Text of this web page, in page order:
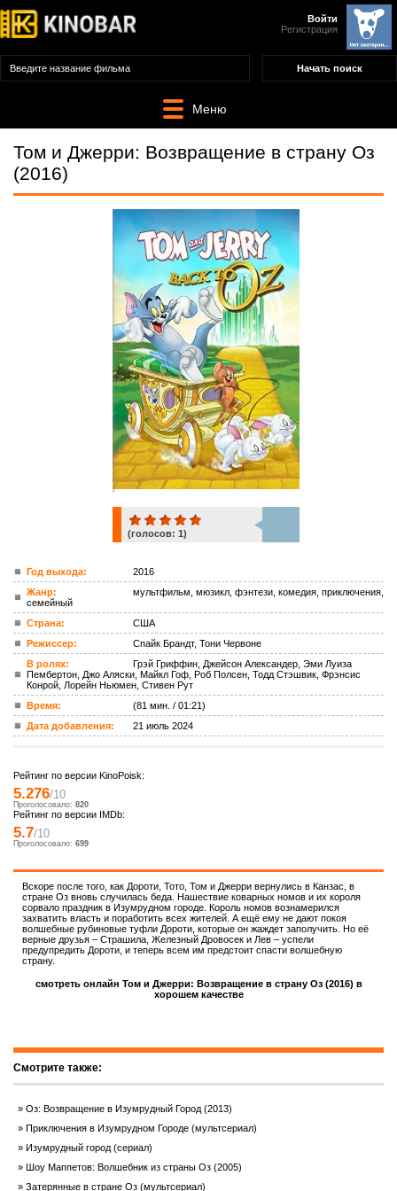
Войти
Регистрация
Меню
Том и Джерри: Возвращение в страну Оз
(2016)
(голосов: 1)
Год выхода:
2016
Жанр:
мультфильм, мюзикл, фэнтези, комедия, приключения,
семейный
Страна:
США
Режиссер:
Спайк Брандт, Тони Червоне
В ролях:
Грэй Гриффин, Джейсон Александер, Эми Луиза
Пембертон, Джо Аляски, Майкл Гоф, Роб Полсен, Тодд Стэшвик, Фрэнсис
Конрой, Лорейн Ньюмен, Стивен Рут
Время:
(81 мин. / 01:21)
Дата добавления:
21 июль 2024
Рейтинг по версии KinoPoisk:
5.276/10
Проголосовало: 820
Рейтинг по версии IMDb:
5.7/10
Проголосовало: 699
Вскоре после того, как Дороти, Тото, Том и Джерри вернулись в Канзас, в
стране Оз вновь случилась беда. Нашествие коварных номов и их короля
сорвало праздник в Изумрудном городе. Король номов вознамерился
захватить власть и поработить всех жителей. А ещё ему не дают покоя
волшебные рубиновые туфли Дороти, которые он жаждет заполучить. Но её
верные друзья – Страшила, Железный Дровосек и Лев – успели
предупредить Дороти, и теперь всем им предстоит спасти волшебную
страну.
смотреть онлайн Том и Джерри: Возвращение в страну Оз (2016) в
хорошем качестве
Смотрите также:
Оз: Возвращение в Изумрудный Город (2013)
Приключения в Изумрудном Городе (мультсериал)
Изумрудный город (сериал)
Шоу Маппетов: Волшебник из страны Оз (2005)
Затерянные в стране Оз (мультсериал)